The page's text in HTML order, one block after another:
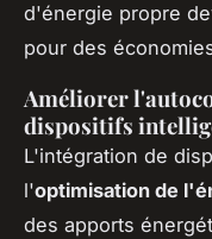
d'énergie propre
pour des
Améliorer
dispositifs
L'intégration de
l'optimisation de
des apports